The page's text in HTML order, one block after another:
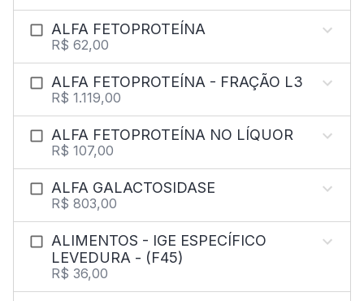
ALFA FETOPROTEÍNA
R$ 62,00
ALFA FETOPROTEÍNA - FRAÇÃO L3
R$ 1.119,00
ALFA FETOPROTEÍNA NO LÍQUOR
R$ 107,00
ALFA GALACTOSIDASE
R$ 803,00
ALIMENTOS - IGE ESPECÍFICO
LEVEDURA - (F45)
R$ 36,00